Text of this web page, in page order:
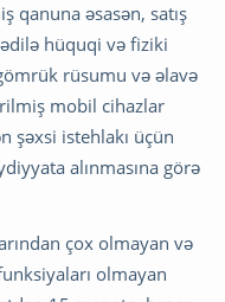
qanuna əsasən, satış
hüquqi və fiziki
rüsumu və əlavə
mobil cihazlar
şəxsi istehlakı üçün
alınmasına görə
çox olmayan və
olmayan